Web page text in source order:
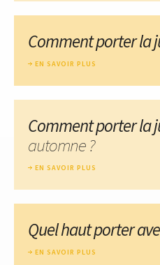
Comment porter la
EN SAVOIR PLUS
Comment porter la
automne ?
EN SAVOIR PLUS
Quel haut porter
EN SAVOIR PLUS